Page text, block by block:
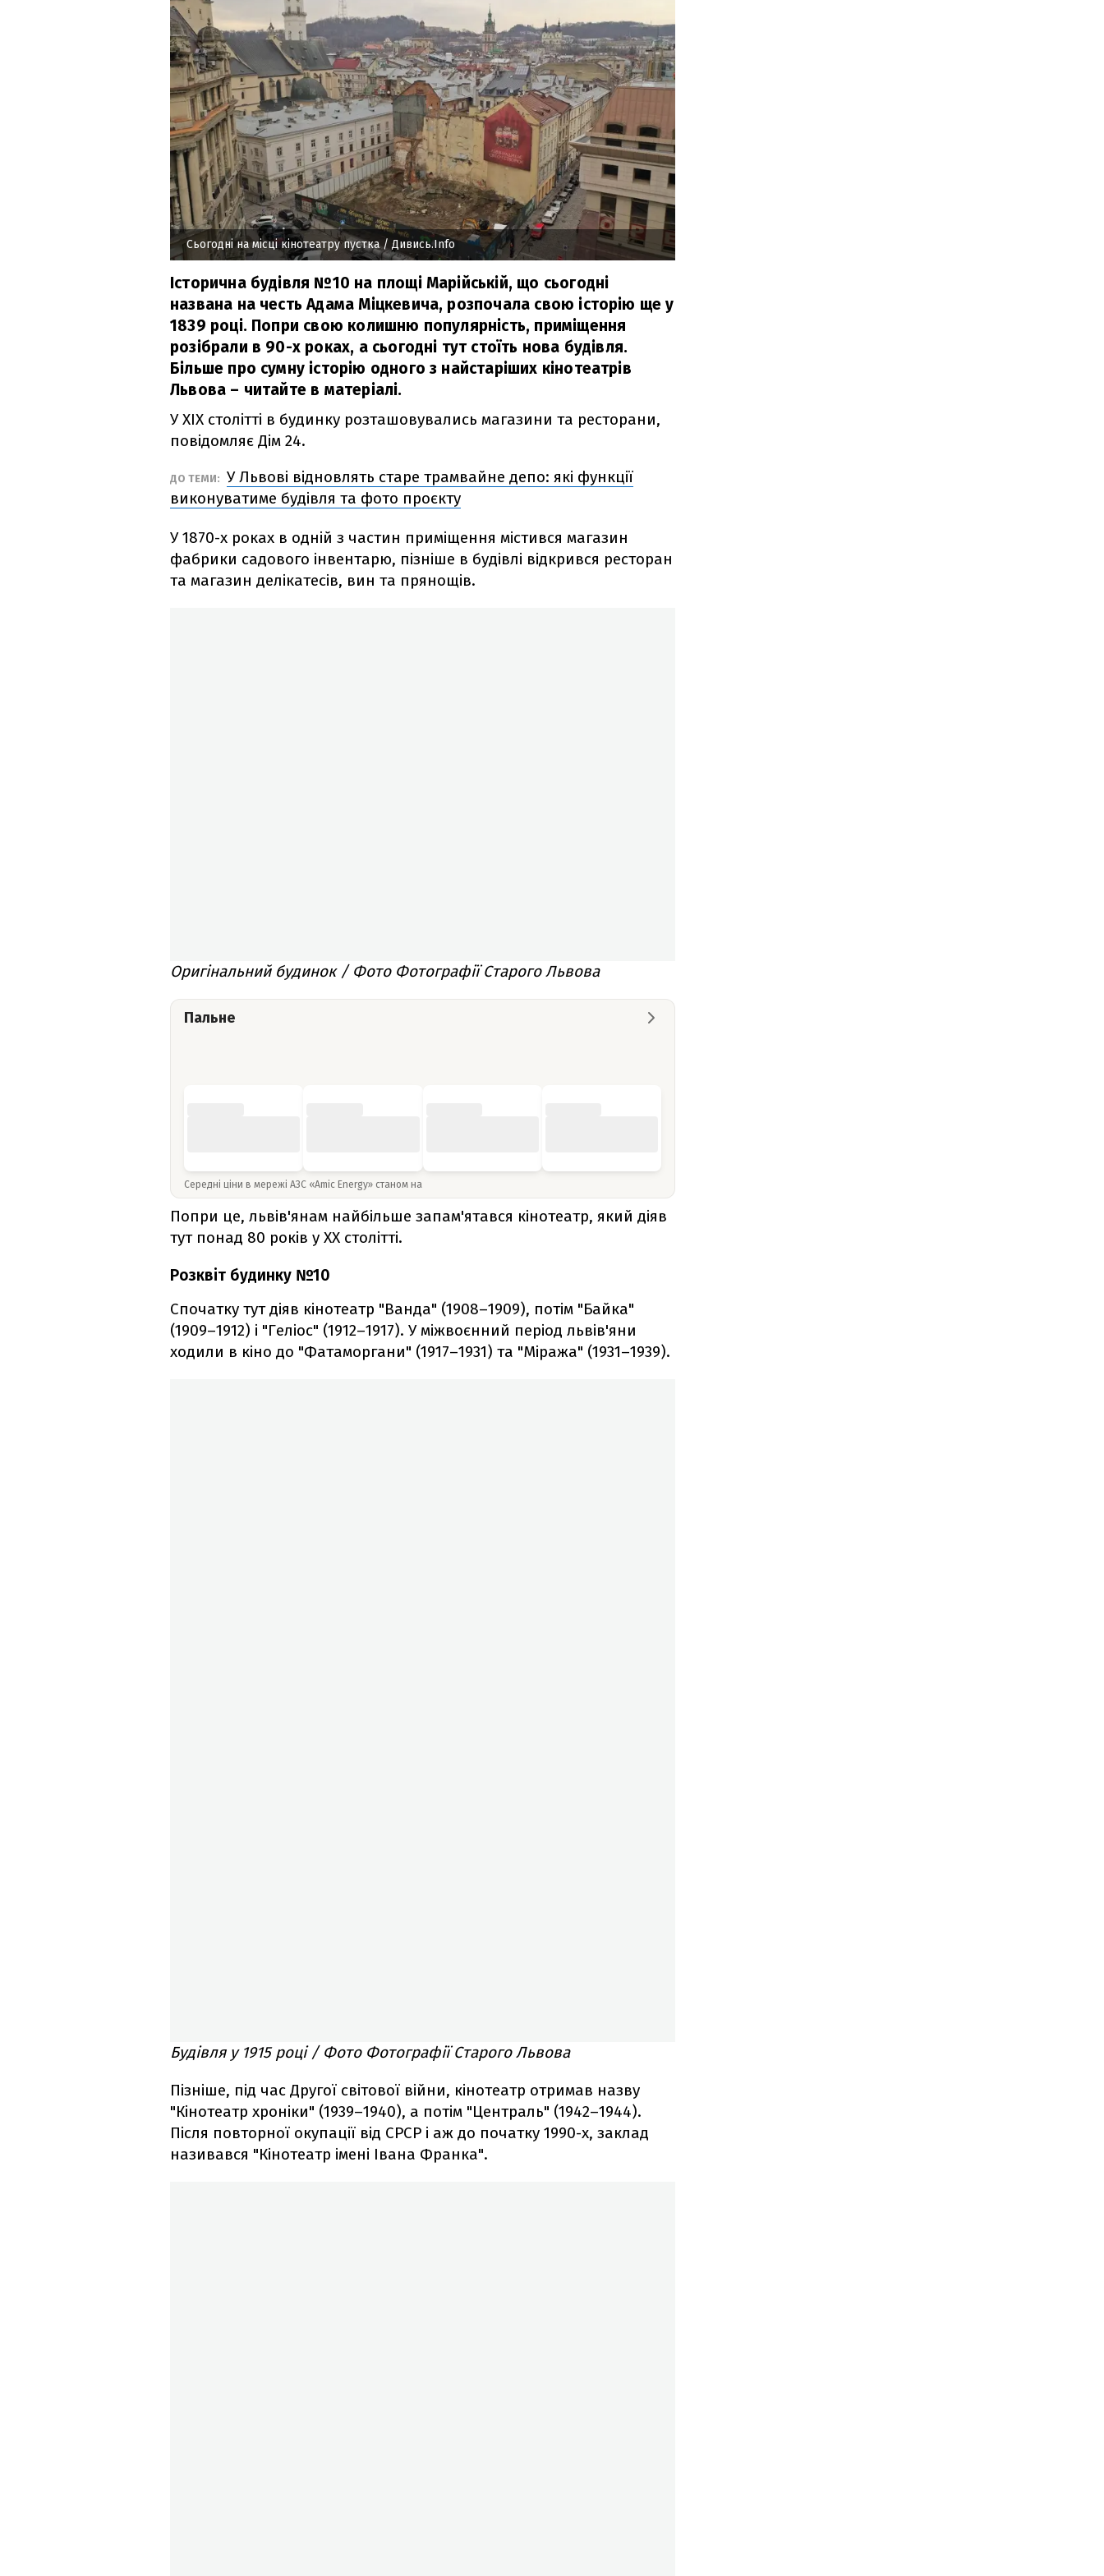
Сьогодні на місці кінотеатру пустка/ Дивись.Info
Історична будівля №10 на площі Марійській, що сьогодні
названа на честь Адама Міцкевича, розпочала свою історію ще у
1839 році. Попри свою колишню популярність, приміщення
розібрали в 90-х роках, а сьогодні тут стоїть нова будівля.
Більше про сумну історію одного з найстаріших кінотеатрів
Львова – читайте в матеріалі.
У XIX столітті в будинку розташовувались магазини та ресторани,
повідомляє Дім 24.
ДО ТЕМИ: У Львові відновлять старе трамвайне депо: які функції
виконуватиме будівля та фото проєкту
У 1870-х роках в одній з частин приміщення містився магазин
фабрики садового інвентарю, пізніше в будівлі відкрився ресторан
та магазин делікатесів, вин та прянощів.
Оригінальний будинок / Фото Фотографії Старого Львова
Пальне
Середні ціни в мережі АЗС «Amic Energy» станом на
Попри це, львів'янам найбільше запам'ятався кінотеатр, який діяв
тут понад 80 років у XX столітті.
Розквіт будинку №10
Спочатку тут діяв кінотеатр "Ванда" (1908–1909), потім "Байка"
(1909–1912) і "Геліос" (1912–1917). У міжвоєнний період львів'яни
ходили в кіно до "Фатаморгани" (1917–1931) та "Міража" (1931–1939).
Будівля у 1915 році / Фото Фотографії Старого Львова
Пізніше, під час Другої світової війни, кінотеатр отримав назву
"Кінотеатр хроніки" (1939–1940), а потім "Централь" (1942–1944).
Після повторної окупації від СРСР і аж до початку 1990-х, заклад
називався "Кінотеатр імені Івана Франка".